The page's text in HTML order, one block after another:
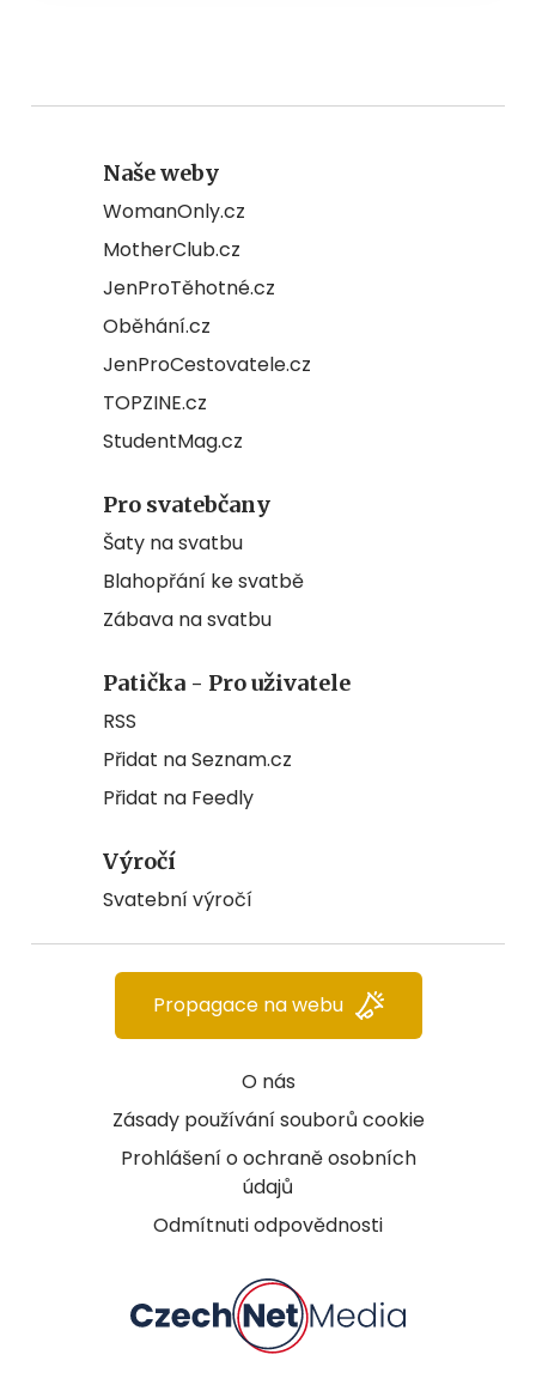
Naše weby
WomanOnly.cz
MotherClub.cz
JenProTěhotné.cz
Oběhání.cz
JenProCestovatele.cz
TOPZINE.cz
StudentMag.cz
Pro svatebčany
Šaty na svatbu
Blahopřání ke svatbě
Zábava na svatbu
Patička - Pro uživatele
RSS
Přidat na Seznam.cz
Přidat na Feedly
Výročí
Svatební výročí
O nás
Zásady používání souborů cookie
Prohlášení o ochraně osobních
údajů
Odmítnuti odpovědnosti
Propagace na webu